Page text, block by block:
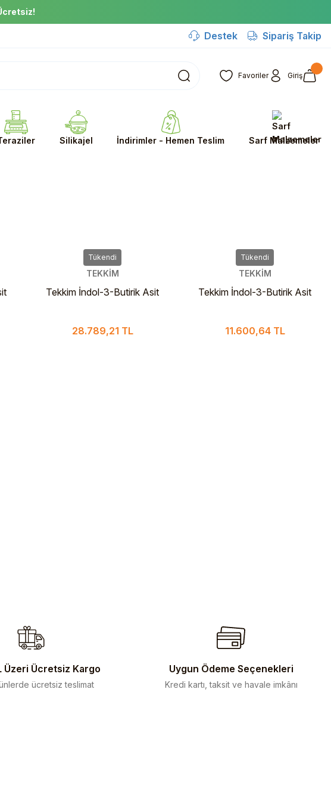
Destek Sipariş Takip
Favoriler Giriş
Silikajel İndirimler - Hemen Teslim Sarf Malzemeler
Tükendi
TEKKİM
Tekkim İndol-3-Butirik Asit
28.789,21 TL
Tükendi
TEKKİM
Tekkim İndol-3-Butirik Asit
11.600,64 TL
Üzeri Ücretsiz Kargo
ücretsiz teslimat
Uygun Ödeme Seçenekleri
Kredi kartı, taksit ve havale imkânı